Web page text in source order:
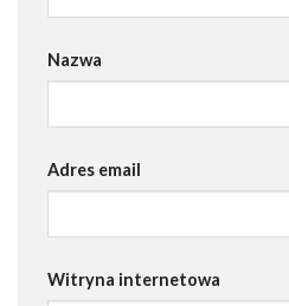
Nazwa
Adres email
Witryna internetowa